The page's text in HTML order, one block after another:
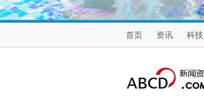
首页 资讯 科技